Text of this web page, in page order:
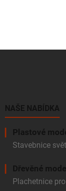
NAŠE NABÍDKA
Plastové
Stavebnice
Dřevěné
Plachetnice